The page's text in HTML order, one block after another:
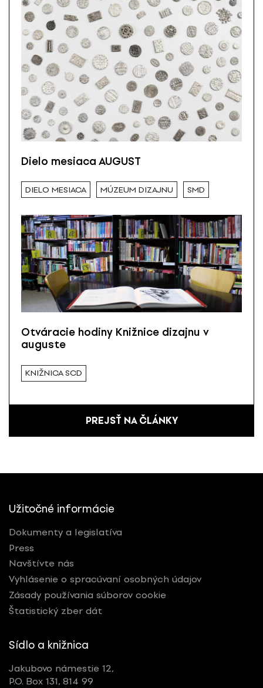
Dielo mesiaca AUGUST
DIELO MESIACA MÚZEUM DIZAJNU SMD
Otváracie hodiny Knižnice dizajnu v
auguste
KNIŽNICA SCD
PREJSŤ NA ČLÁNKY
Užitočné informácie
Dokumenty a legislatíva
Press
Navštívte nás
Vyhlásenie o spracúvaní osobných údajov
Zásady používania súborov cookie
Štatistický zber dát
Sídlo a knižnica
Jakubovo námestie 12,
P.O. Box 131, 814 99